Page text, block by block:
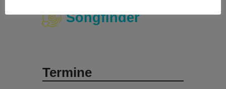
Songfinder
Termine